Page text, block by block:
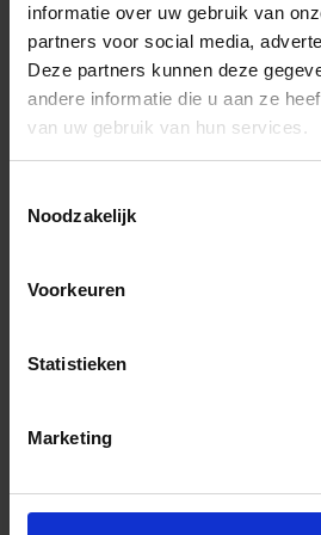
informatie over uw gebruik van
partners voor social media,
Deze partners kunnen deze
andere informatie die u aan ze
van uw gebruik van hun services.
Noodzakelijk
Voorkeuren
Statistieken
Marketing